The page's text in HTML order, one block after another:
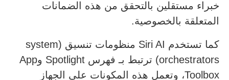
خبراء مستقلين بالتحقق من هذه الضمانات
المتعلقة بالخصوصية.
كما تستخدم Siri AI منظومات تنسيق (system
orchestrators) ترتبط بـ فهرس Spotlight وApp
Toolbox، وتعمل هذه المكونات على الجهاز